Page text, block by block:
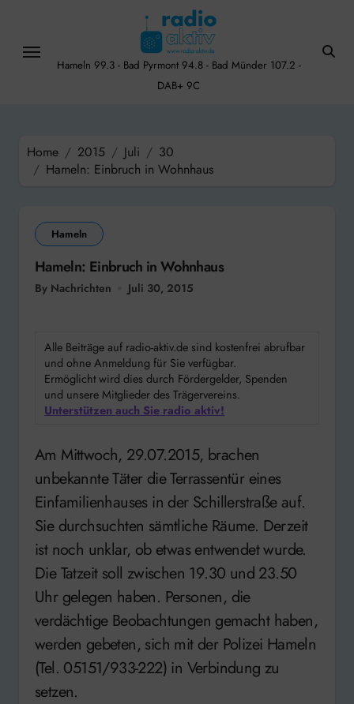
content
Hameln 99.3 - Bad Pyrmont 94.8 - Bad Münder 107.2 -
DAB+ 9C
Home 2015 Juli
30
Hameln: Einbruch in Wohnhaus
Hameln
Hameln: Einbruch in Wohnhaus
By Nachrichten Juli 30, 2015
Alle Beiträge auf radio-aktiv.de sind kostenfrei abrufbar
und ohne Anmeldung für Sie verfügbar.
Ermöglicht wird dies durch Fördergelder, Spenden
und unsere Mitglieder des Trägervereins.
Unterstützen auch Sie radio aktiv!
Am Mittwoch, 29.07.2015, brachen
unbekannte Täter die Terrassentür eines
Einfamilienhauses in der Schillerstraße auf.
Sie durchsuchten sämtliche Räume. Derzeit
ist noch unklar, ob etwas entwendet wurde.
Die Tatzeit soll zwischen 19.30 und 23.50
Uhr gelegen haben. Personen, die
verdächtige Beobachtungen gemacht haben,
werden gebeten, sich mit der Polizei Hameln
(Tel. 05151/933-222) in Verbindung zu
setzen.